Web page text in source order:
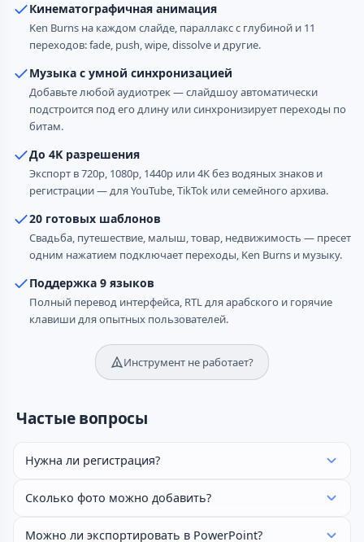
Кинематографичная анимация
Ken Burns на каждом слайде, параллакс с глубиной и 11
переходов: fade, push, wipe, dissolve и другие.
Музыка с умной синхронизацией
Добавьте любой аудиотрек — слайдшоу автоматически
подстроится под его длину или синхронизирует переходы по
битам.
До 4K разрешения
Экспорт в 720p, 1080p, 1440p или 4K без водяных знаков и
регистрации — для YouTube, TikTok или семейного архива.
20 готовых шаблонов
Свадьба, путешествие, малыш, товар, недвижимость — пресет
одним нажатием подключает переходы, Ken Burns и музыку.
Поддержка 9 языков
Полный перевод интерфейса, RTL для арабского и горячие
клавиши для опытных пользователей.
Инструмент не работает?
Частые вопросы
Нужна ли регистрация?
Сколько фото можно добавить?
Можно ли экспортировать в PowerPoint?